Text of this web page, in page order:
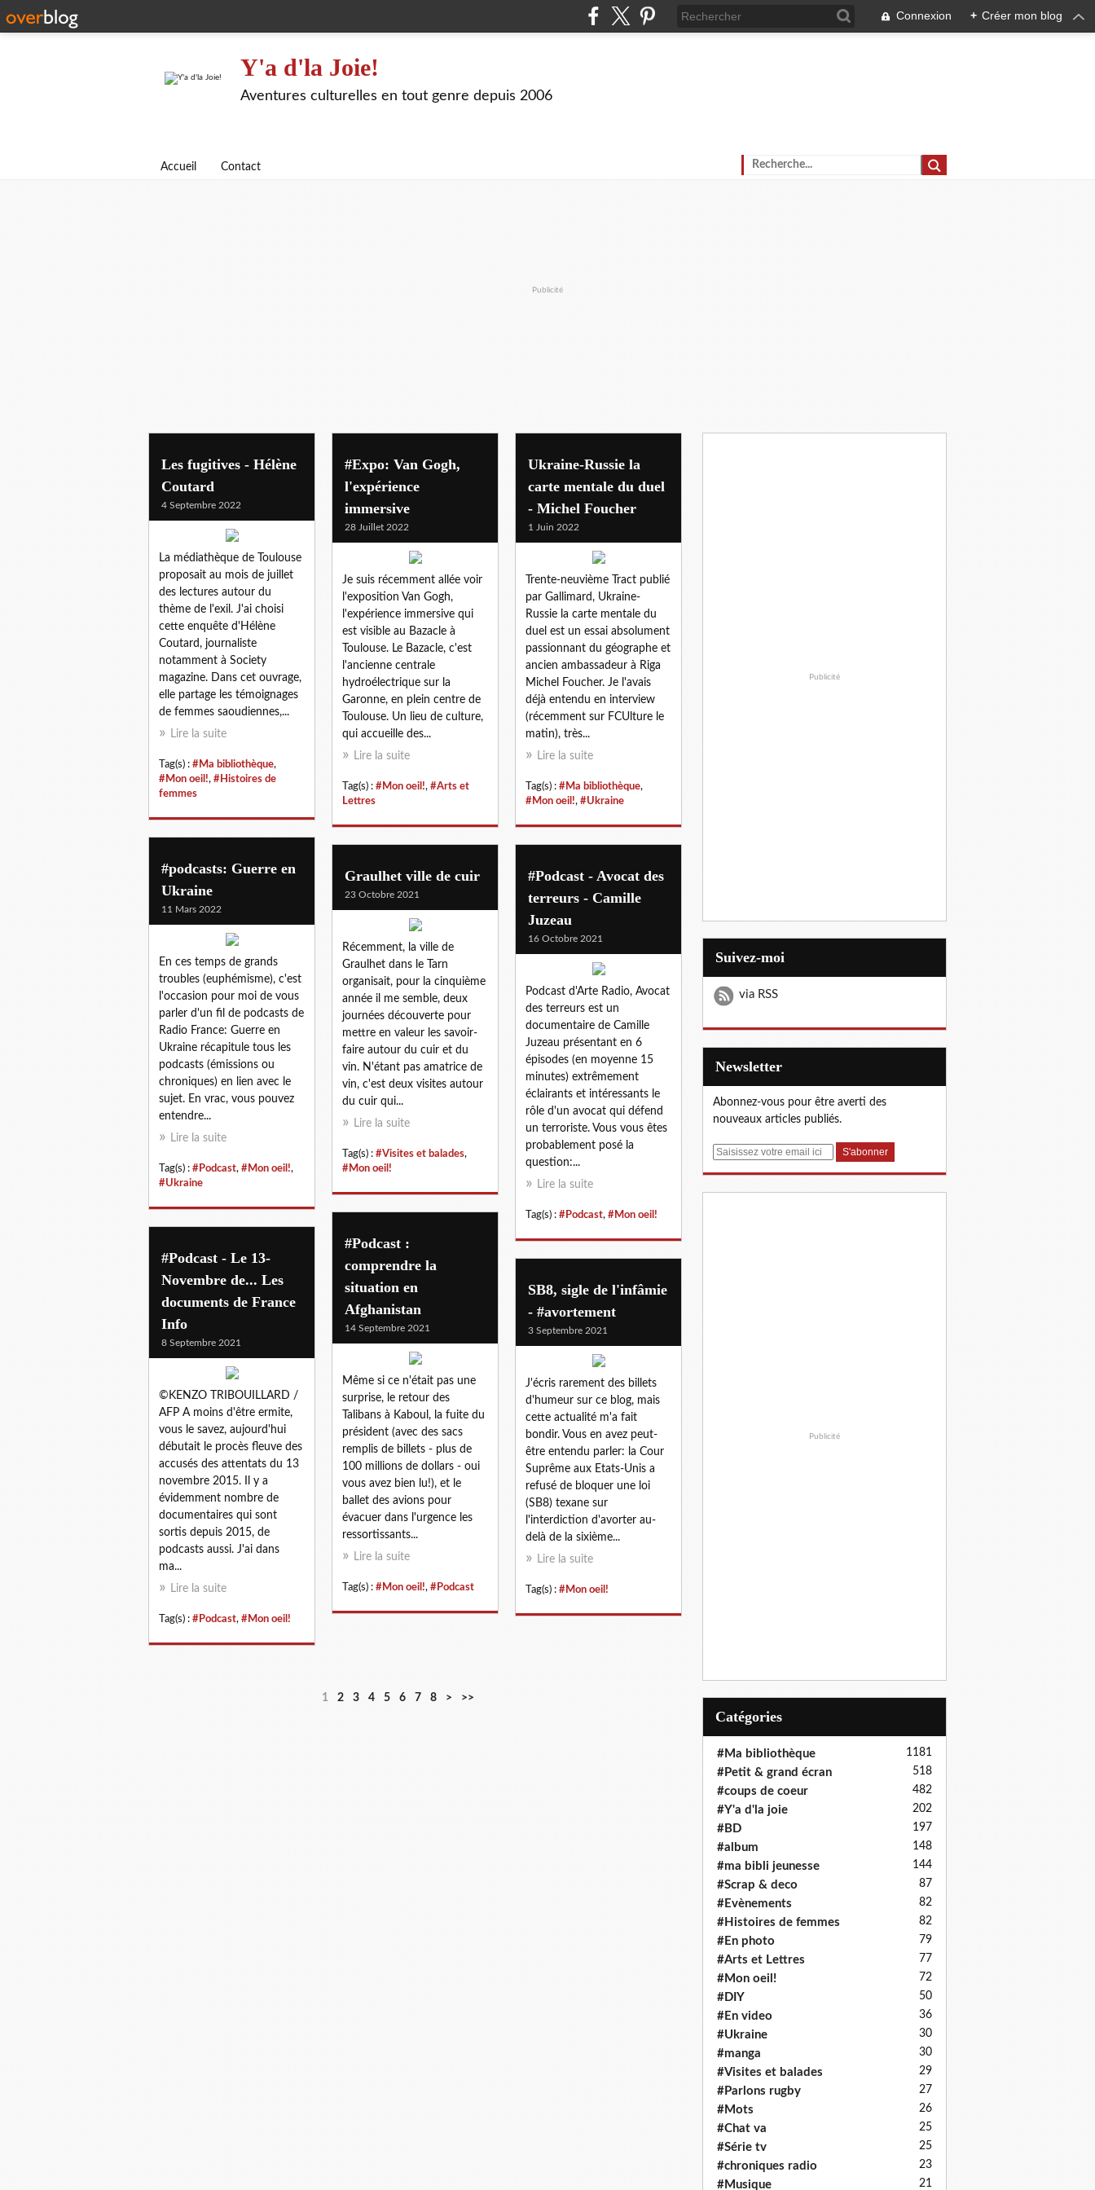
Connexion + Créer mon blog
Y'a d'la Joie!
Aventures culturelles en tout genre depuis 2006
Accueil Contact
Publicité
mon oeil!
Les fugitives - Hélène
Coutard
4 Septembre 2022
La médiathèque de Toulouse
proposait au mois de juillet
des lectures autour du
thème de l'exil. J'ai choisi
cette enquête d'Hélène
Coutard, journaliste
notamment à Society
magazine. Dans cet ouvrage,
elle partage les témoignages
de femmes saoudiennes,...
Lire la suite
Tag(s) : #Ma bibliothèque,
#Mon oeil!, #Histoires de
femmes
#Expo: Van Gogh,
l'expérience
immersive
28 Juillet 2022
Je suis récemment allée voir
l'exposition Van Gogh,
l'expérience immersive qui
est visible au Bazacle à
Toulouse. Le Bazacle, c'est
l'ancienne centrale
hydroélectrique sur la
Garonne, en plein centre de
Toulouse. Un lieu de culture,
qui accueille des...
Lire la suite
Tag(s) : #Mon oeil!, #Arts et
Lettres
Ukraine-Russie la
carte mentale du duel
- Michel Foucher
1 Juin 2022
Trente-neuvième Tract publié
par Gallimard, Ukraine-
Russie la carte mentale du
duel est un essai absolument
passionnant du géographe et
ancien ambassadeur à Riga
Michel Foucher. Je l'avais
déjà entendu en interview
(récemment sur FCUlture le
matin), très...
Lire la suite
Tag(s) : #Ma bibliothèque,
#Mon oeil!, #Ukraine
#podcasts: Guerre en
Ukraine
11 Mars 2022
En ces temps de grands
troubles (euphémisme), c'est
l'occasion pour moi de vous
parler d'un fil de podcasts de
Radio France: Guerre en
Ukraine récapitule tous les
podcasts (émissions ou
chroniques) en lien avec le
sujet. En vrac, vous pouvez
entendre...
Lire la suite
Tag(s) : #Podcast, #Mon oeil!,
#Ukraine
Graulhet ville de cuir
23 Octobre 2021
Récemment, la ville de
Graulhet dans le Tarn
organisait, pour la cinquième
année il me semble, deux
journées découverte pour
mettre en valeur les savoir-
faire autour du cuir et du
vin. N'étant pas amatrice de
vin, c'est deux visites autour
du cuir qui...
Lire la suite
Tag(s) : #Visites et balades,
#Mon oeil!
#Podcast - Avocat des
terreurs - Camille
Juzeau
16 Octobre 2021
Podcast d'Arte Radio, Avocat
des terreurs est un
documentaire de Camille
Juzeau présentant en 6
épisodes (en moyenne 15
minutes) extrêmement
éclairants et intéressants le
rôle d'un avocat qui défend
un terroriste. Vous vous êtes
probablement posé la
question:...
Lire la suite
Tag(s) : #Podcast, #Mon oeil!
#Podcast :
comprendre la
situation en
Afghanistan
14 Septembre 2021
Même si ce n'était pas une
surprise, le retour des
Talibans à Kaboul, la fuite du
président (avec des sacs
remplis de billets - plus de
100 millions de dollars - oui
vous avez bien lu!), et le
ballet des avions pour
évacuer dans l'urgence les
ressortissants...
Lire la suite
Tag(s) : #Mon oeil!, #Podcast
#Podcast - Le 13-
Novembre de... Les
documents de France
Info
8 Septembre 2021
©KENZO TRIBOUILLARD /
AFP A moins d'être ermite,
vous le savez, aujourd'hui
débutait le procès fleuve des
accusés des attentats du 13
novembre 2015. Il y a
évidemment nombre de
documentaires qui sont
sortis depuis 2015, de
podcasts aussi. J'ai dans
ma...
Lire la suite
Tag(s) : #Podcast, #Mon oeil!
SB8, sigle de l'infâmie
- #avortement
3 Septembre 2021
J'écris rarement des billets
d'humeur sur ce blog, mais
cette actualité m'a fait
bondir. Vous en avez peut-
être entendu parler: la Cour
Suprême aux Etats-Unis a
refusé de bloquer une loi
(SB8) texane sur
l'interdiction d'avorter au-
delà de la sixième...
Lire la suite
Tag(s) : #Mon oeil!
1 2 3 4 5 6 7 8 > >>
Publicité
Suivez-moi
via RSS
Newsletter
Abonnez-vous pour être averti des
nouveaux articles publiés.
E
Publicité
Catégories
#Ma bibliothèque 1181
#Petit & grand écran 518
#coups de coeur 482
#Y'a d'la joie 202
#BD 197
#album 148
#ma bibli jeunesse 144
#Scrap & deco 87
#Evènements 82
#Histoires de femmes 82
#En photo 79
#Arts et Lettres 77
#Mon oeil! 72
#DIY 50
#En video 36
#Ukraine 30
#manga 30
#Visites et balades 29
#Parlons rugby 27
#Mots 26
#Chat va 25
#Série tv 25
#chroniques radio 23
#Musique 21